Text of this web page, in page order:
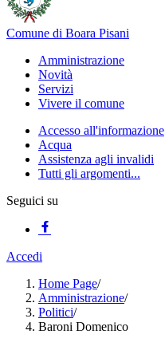
Comune di Boara Pisani
Amministrazione
Novità
Servizi
Vivere il comune
Accesso all'informazione
Acqua
Assistenza agli invalidi
Tutti gli argomenti...
Seguici su
Accedi
Home Page/
Amministrazione/
Politici/
Baroni Domenico